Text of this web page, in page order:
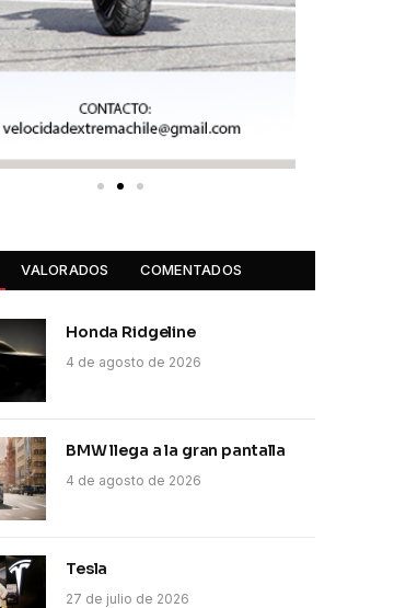
VALORADOS COMENTADOS
Honda Ridgeline
4 de agosto de 2026
BMW llega a la gran pantalla
4 de agosto de 2026
Tesla
27 de julio de 2026